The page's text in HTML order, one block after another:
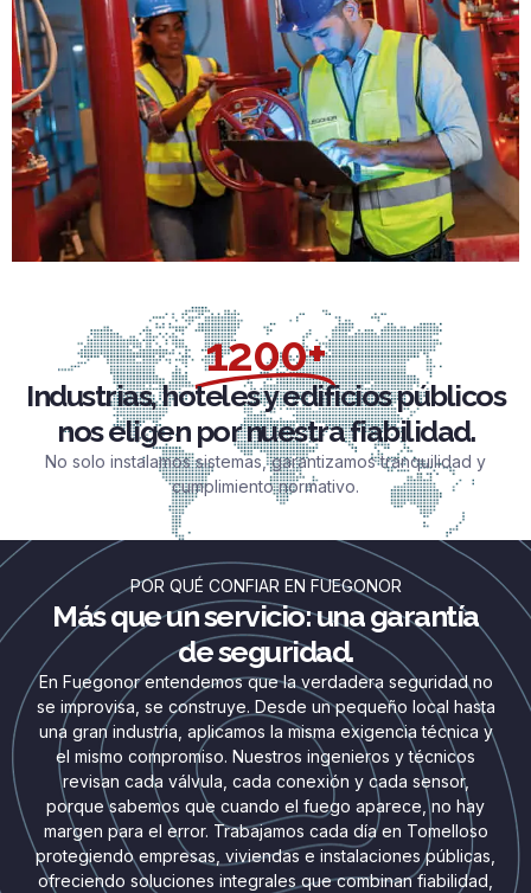
1200+
Industrias, hoteles y edificios públicos
nos eligen por nuestra fiabilidad.
No solo instalamos sistemas, garantizamos tranquilidad y
cumplimiento normativo.
POR QUÉ CONFIAR EN FUEGONOR
Más que un servicio: una garantía
de seguridad.
En Fuegonor entendemos que la verdadera seguridad no
se improvisa, se construye. Desde un pequeño local hasta
una gran industria, aplicamos la misma exigencia técnica y
el mismo compromiso. Nuestros ingenieros y técnicos
revisan cada válvula, cada conexión y cada sensor,
porque sabemos que cuando el fuego aparece, no hay
margen para el error. Trabajamos cada día en Tomelloso
protegiendo empresas, viviendas e instalaciones públicas,
ofreciendo soluciones integrales que combinan fiabilidad,